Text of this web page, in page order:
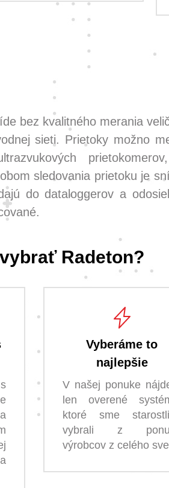
bez kvalitného merania
sieti. Prietoky možno
sledovania prietoku je
do dataloggerov a
Radeton?
Vyberáme to
najlepšie
V našej ponuke
len overené
ktoré sme
vybrali z
výrobcov z celého